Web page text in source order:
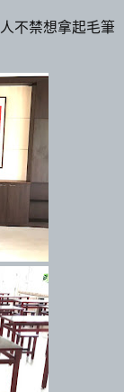
不禁想拿起毛筆